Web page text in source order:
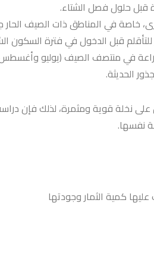
قبل حلول فصل الشتاء.
خاصة في المناطق ذات الصيف الحار
قبل الدخول في فترة السكون
في منتصف الصيف (يوليو
الحديثة.
نخلة قوية ومثمرة، لذلك فإن
نفسها.
كمية الثمار وجودتها